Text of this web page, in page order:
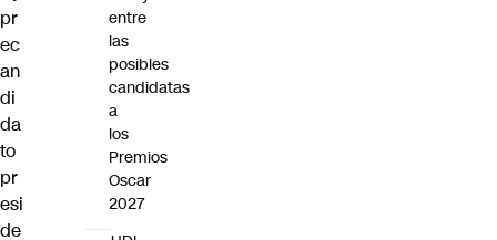
pr
ec
an
di
da
to
pr
esi
de
entre
las
posibles
candidatas
a
los
Premios
Oscar
2027